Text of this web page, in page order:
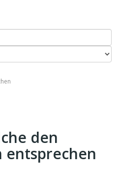
den
entsprechen